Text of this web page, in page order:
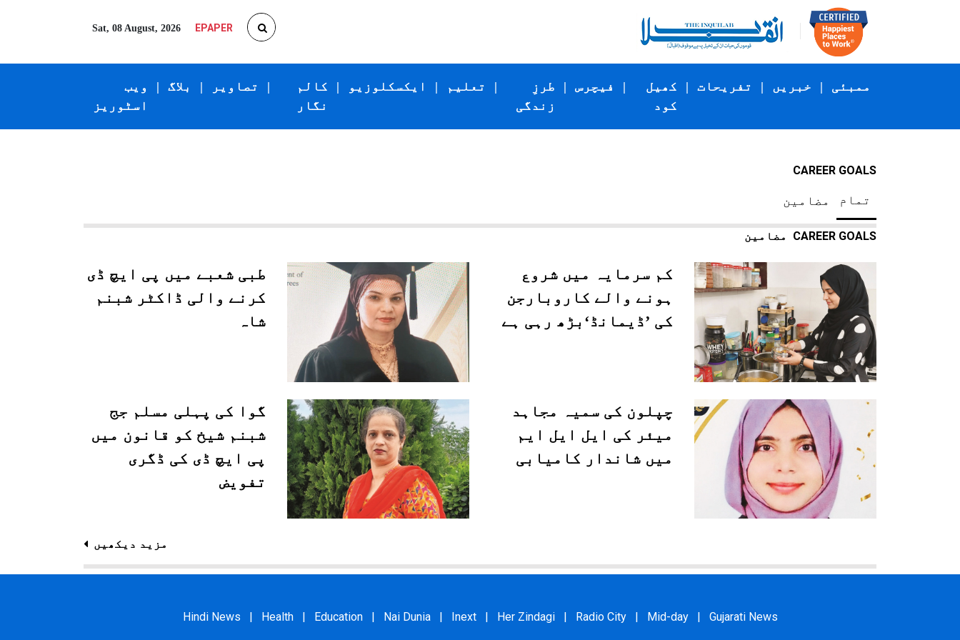
Sat, 08 August, 2026 EPAPER
ویب
اسٹوریز
| بلاگ | تصاویر |
کالم
نگار
| ایکسکلوزیو | تعلیم |
طرزِ
زندگی
| فیچرس |
کھیل
کود
| تفریحات | خبریں | ممبئی
CAREER GOALS
مضامین تمام
CAREER GOALS
کم سرمایہ میں شروع
ہونے والے کاروبارجن
کی ’ڈیمانڈ‘بڑھ رہی ہے
طبی شعبے میں پی ایچ ڈی
کرنے والی ڈاکٹر شبنم
شاہ
چپلون کی سمیہ مجاہد
میئر کی ایل ایل ایم
میں شاندار کامیابی
گوا کی پہلی مسلم جج
شبنم شیخ کو قانون میں
پی ایچ ڈی کی ڈگری
تفویض
مزید دیکھیں
Hindi News Health Education Nai Dunia Inext Her Zindagi Radio City Mid-day Gujarati News